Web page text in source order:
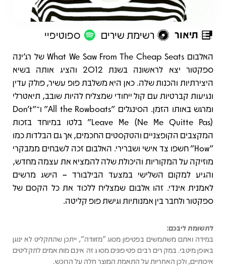
תיאור רשימת שירים ספוטיפיי
תיאור
האלבום What We Saw From The Cheap Seats של רג’ינה
ספקטור יצא לראשונה בשנת 2012 והציג אותה בשיא
היצירתיות והכנות שלה. כאן היא משלבת פופ עשיר, פולק עדין
ונגיעות קברטיות עם קול ייחודי שמצליח להיות שובב, תיאטרלי
ומרגש באותו הזמן. הסינגלים "All the Rowboats" ו־"Don’t
Leave Me (Ne Me Quitte Pas)" בלטו במיוחד בזכות
המקצבים הקופצניים והטקסטים החכמים, אך גם הבלדות כמו
"How" חשפו צד אישי ושברירי. האלבום זכה לשבחים ממבקרי
מוזיקה על המקוריות והיכולת שלה להמציא את עצמה מחדש,
והגיע למקום השלישי במצעד הבילבורד – הישג מרשים
לאמנית אינדי. זהו אלבום שמצליח ללכוד את כל הקסם של
ספקטור ולחבר בין אמנותיות וגישת פופ קליטה.
לתשומת ליבכם:
במידה ואתם משתמשים בפטיפון מסוג "מזוודה", ייתכן שהתקליט לא ינוגן
באופן מיטבי. במקרים רבים פטיפונים מסוג זה אינם מותאמים לתקליטים
איכותיים, ולכן האחריות על התאמת המוצר חלה על הרוכש.